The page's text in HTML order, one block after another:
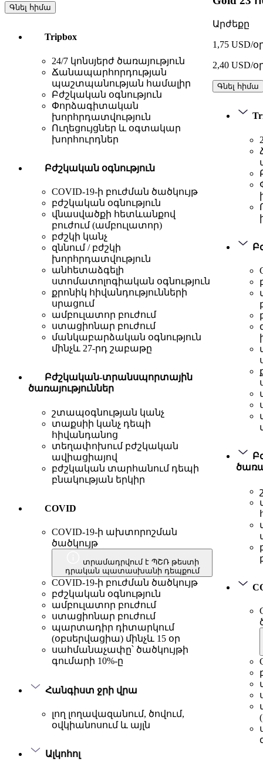
Գնել հիմա
Tripbox
24/7 կոնսյերժ ծառայություն
Ճանապարհորդության
պաշտպանության համալիր
Բժշկական օգնություն
Փորձագիտական
խորհրդատվություն
Ուղեցույցներ և օգտակար
խորհուրդներ
Բժշկական օգնություն
COVID-19-ի բուժման ծածկույթ
բժշկական օգնություն
վնասվածքի հետևանքով
բուժում (ամբուլատոր)
բժշկի կանչ
զննում / բժշկի
խորհրդատվություն
անհետաձգելի
ստոմատոլոգիական օգնություն
քրոնիկ հիվանդությունների
սրացում
ամբուլատոր բուժում
ստացիոնար բուժում
մանկաբարձական օգնություն
մինչև 27-րդ շաբաթը
Բժշկական-տրանսպորտային
ծառայություններ
շտապօգնության կանչ
տաքսիի կանչ դեպի
հիվանդանոց
տեղափոխում բժշկական
ավիացիայով
բժշկական տարհանում դեպի
բնակության երկիր
COVID
COVID-19-ի ախտորոշման
ծածկույթ
տրամադրվում է ՊՇՌ թեստի
դրական պատասխանի դեպքում
COVID-19-ի բուժման ծածկույթ
բժշկական օգնություն
ամբուլատոր բուժում
ստացիոնար բուժում
պարտադիր դիտարկում
(օբսերվացիա) մինչև 15 օր
սահմանաչափը՝ ծածկույթի
գումարի 10%-ը
Հանգիստ ջրի վրա
լող լողավազանում, ծովում,
օվկիանոսում և այլն
Ալկոհոլ
Արժեքը
1,75 USD/
2,40 USD/
Գնել հիմա